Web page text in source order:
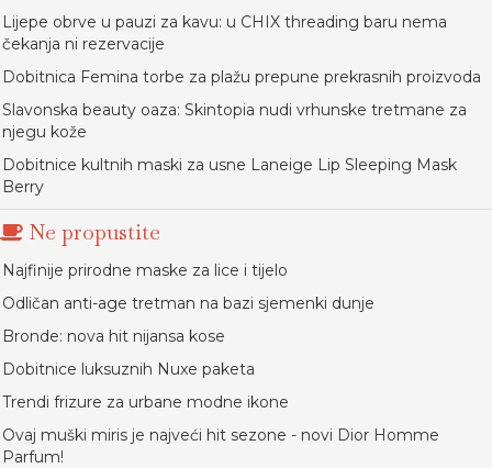
Lijepe obrve u pauzi za kavu: u CHIX threading baru nema
čekanja ni rezervacije
Dobitnica Femina torbe za plažu prepune prekrasnih proizvoda
Slavonska beauty oaza: Skintopia nudi vrhunske tretmane za
njegu kože
Dobitnice kultnih maski za usne Laneige Lip Sleeping Mask
Berry
Ne propustite
Najfinije prirodne maske za lice i tijelo
Odličan anti-age tretman na bazi sjemenki dunje
Bronde: nova hit nijansa kose
Dobitnice luksuznih Nuxe paketa
Trendi frizure za urbane modne ikone
Ovaj muški miris je najveći hit sezone - novi Dior Homme
Parfum!